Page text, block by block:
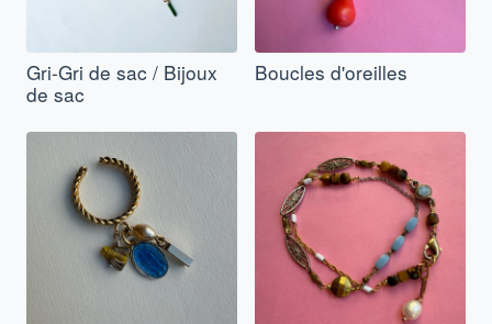
Gri-Gri de sac / Bijoux
de sac
Boucles d'oreilles